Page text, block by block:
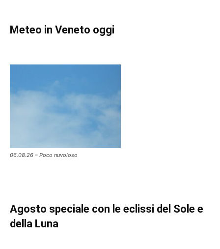
Meteo in Veneto oggi
06.08.26 – Poco nuvoloso
Agosto speciale con le eclissi del Sole e
della Luna